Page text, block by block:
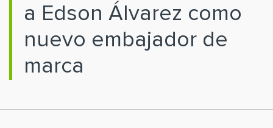
a Edson Álvarez como
nuevo embajador de
marca